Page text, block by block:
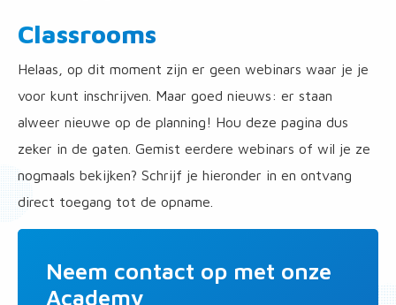
Classrooms
Helaas, op dit moment zijn er geen webinars waar je je
voor kunt inschrijven. Maar goed nieuws: er staan
alweer nieuwe op de planning! Hou deze pagina dus
zeker in de gaten. Gemist eerdere webinars of wil je ze
nogmaals bekijken? Schrijf je hieronder in en ontvang
direct toegang tot de opname.
Neem contact op met onze
Academy